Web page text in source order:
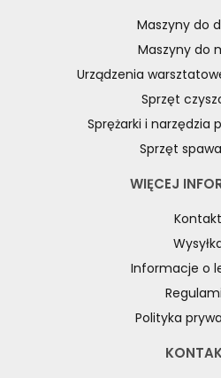
Maszyny do
Maszyny do
Urządzenia
Sprzęt
Sprężarki i narzędzia
Sprzęt
WIĘCEJ
Kontakt
Informacje o
Polityka